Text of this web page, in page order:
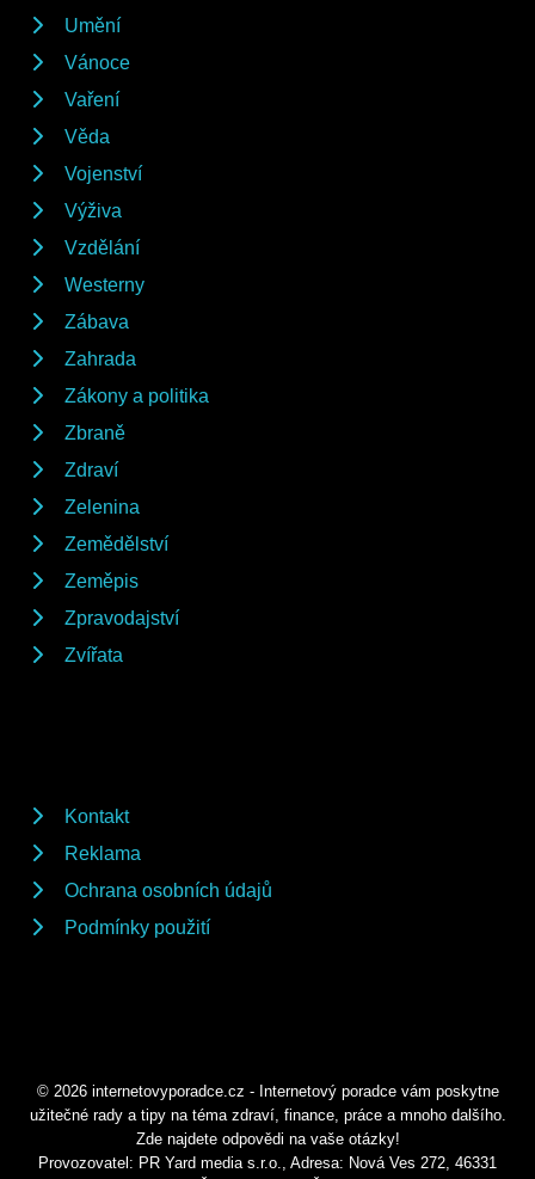
Umění
Vánoce
Vaření
Věda
Vojenství
Výživa
Vzdělání
Westerny
Zábava
Zahrada
Zákony a politika
Zbraně
Zdraví
Zelenina
Zemědělství
Zeměpis
Zpravodajství
Zvířata
Kontakt
Reklama
Ochrana osobních údajů
Podmínky použití
© 2026 internetovyporadce.cz - Internetový poradce vám poskytne
užitečné rady a tipy na téma zdraví, finance, práce a mnoho dalšího.
Zde najdete odpovědi na vaše otázky!
Provozovatel: PR Yard media s.r.o., Adresa: Nová Ves 272, 46331